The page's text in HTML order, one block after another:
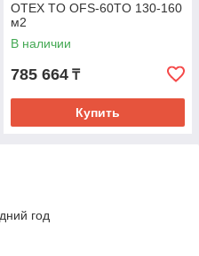
OTEX TO OFS-60TO 130-160
м2
В наличии
785 664 ₸
Купить
год